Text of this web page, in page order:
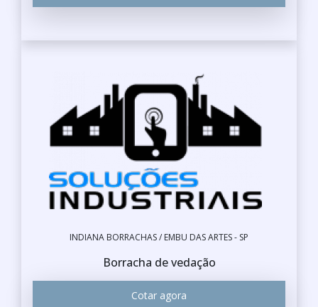
INDIANA BORRACHAS / EMBU DAS ARTES - SP
Borracha de vedação
Cotar agora